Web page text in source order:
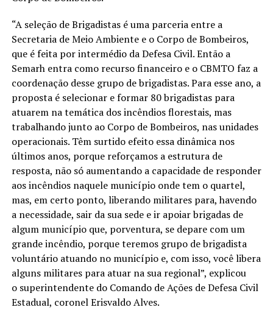
“A seleção de Brigadistas é uma parceria entre a
Secretaria de Meio Ambiente e o Corpo de Bombeiros,
que é feita por intermédio da Defesa Civil. Então a
Semarh entra como recurso financeiro e o CBMTO faz a
coordenação desse grupo de brigadistas. Para esse ano, a
proposta é selecionar e formar 80 brigadistas para
atuarem na temática dos incêndios florestais, mas
trabalhando junto ao Corpo de Bombeiros, nas unidades
operacionais. Têm surtido efeito essa dinâmica nos
últimos anos, porque reforçamos a estrutura de
resposta, não só aumentando a capacidade de responder
aos incêndios naquele município onde tem o quartel,
mas, em certo ponto, liberando militares para, havendo
a necessidade, sair da sua sede e ir apoiar brigadas de
algum município que, porventura, se depare com um
grande incêndio, porque teremos grupo de brigadista
voluntário atuando no município e, com isso, você libera
alguns militares para atuar na sua regional”, explicou
o superintendente do Comando de Ações de Defesa Civil
Estadual, coronel Erisvaldo Alves.